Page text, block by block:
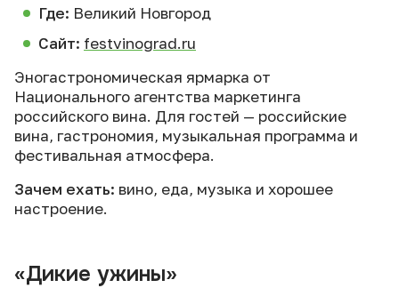
Где: Великий Новгород
Сайт: festvinograd.ru
Эногастрономическая ярмарка от
Национального агентства маркетинга
российского вина. Для гостей — российские
вина, гастрономия, музыкальная программа и
фестивальная атмосфера.
Зачем ехать: вино, еда, музыка и хорошее
настроение.
«Дикие ужины»